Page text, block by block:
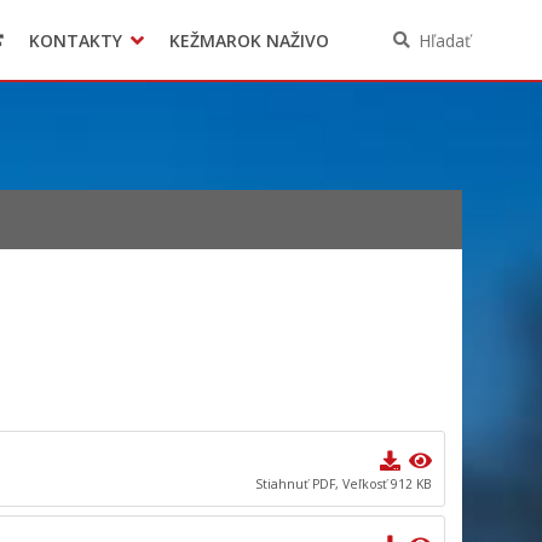
KONTAKTY KEŽMAROK NAŽIVO Hľadať
Stiahnuť PDF, Veľkosť 912 KB